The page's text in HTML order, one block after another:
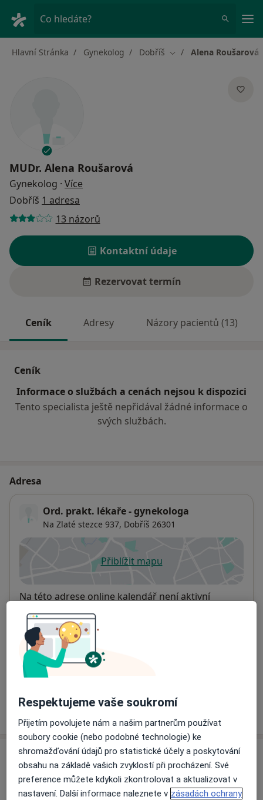
Co hledáte?
Hlavní Stránka Gynekolog Dobříš Změna města
Alena Roušarová
MUDr. Alena Roušarová
Gynekolog · Více
Dobříš 1 adresa
13 názorů
Kontaktní údaje
Rezervovat termín
Ceník Adresy Názory pacientů (13)
Ceník
Informace o službách a cenách nejsou k dispozici
Tento specialista ještě nepřidával žádné informace o
svých službách.
Adresa
Ord. prakt. lékaře - gynekologa
Na Zlaté stezce 937, Dobříš 26301
Přiblížit mapuse otevře v nové záložce
Dostupnost
Na této adrese online kalendář není aktivní
Co mám v takové situaci udělat?
Způsoby platby (soukromé návštěvy)
Na teto adrese lékař přijímá pacienty na pojišťovnu
Detaily
Více
Názory
Přidejte svůj názor
Respektujeme vaše soukromí
Přijetím povolujete nám a našim partnerům používat
soubory cookie (nebo podobné technologie) ke
shromažďování údajů pro statistické účely a poskytování
obsahu na základě vašich zvyklostí při procházení. Své
preference můžete kdykoli zkontrolovat a aktualizovat v
nastavení. Další informace naleznete v zásadách ochrany